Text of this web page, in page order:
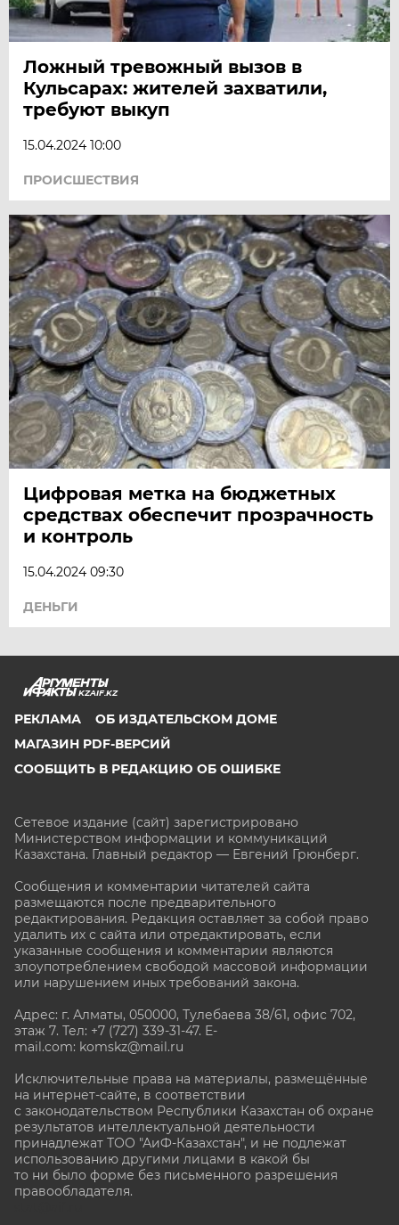
Ложный тревожный вызов в
Кульсарах: жителей захватили,
требуют выкуп
15.04.2024 10:00
ПРОИСШЕСТВИЯ
Цифровая метка на бюджетных
средствах обеспечит прозрачность
и контроль
15.04.2024 09:30
ДЕНЬГИ
KZAIF.KZ
РЕКЛАМА
ОБ ИЗДАТЕЛЬСКОМ ДОМЕ
МАГАЗИН PDF-ВЕРСИЙ
СООБЩИТЬ В РЕДАКЦИЮ ОБ ОШИБКЕ
Сетевое издание (сайт) зарегистрировано
Министерством информации и коммуникаций
Казахстана. Главный редактор — Евгений Грюнберг.
Сообщения и комментарии читателей сайта
размещаются после предварительного
редактирования. Редакция оставляет за собой право
удалить их с сайта или отредактировать, если
указанные сообщения и комментарии являются
злоупотреблением свободой массовой информации
или нарушением иных требований закона.
Адрес: г. Алматы, 050000, Тулебаева 38/61, офис 702,
этаж 7. Тел: +7 (727) 339-31-47. E-
mail.com: komskz@mail.ru
Исключительные права на материалы, размещённые
на интернет-сайте, в соответствии
с законодательством Республики Казахстан об охране
результатов интеллектуальной деятельности
принадлежат ТОО "АиФ-Казахстан", и не подлежат
использованию другими лицами в какой бы
то ни было форме без письменного разрешения
правообладателя.